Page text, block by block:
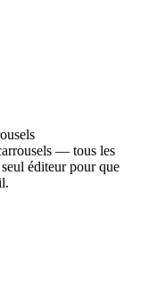
— tous les
éditeur pour que